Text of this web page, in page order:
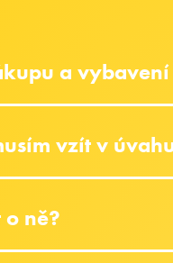
a
vzít v
ně?